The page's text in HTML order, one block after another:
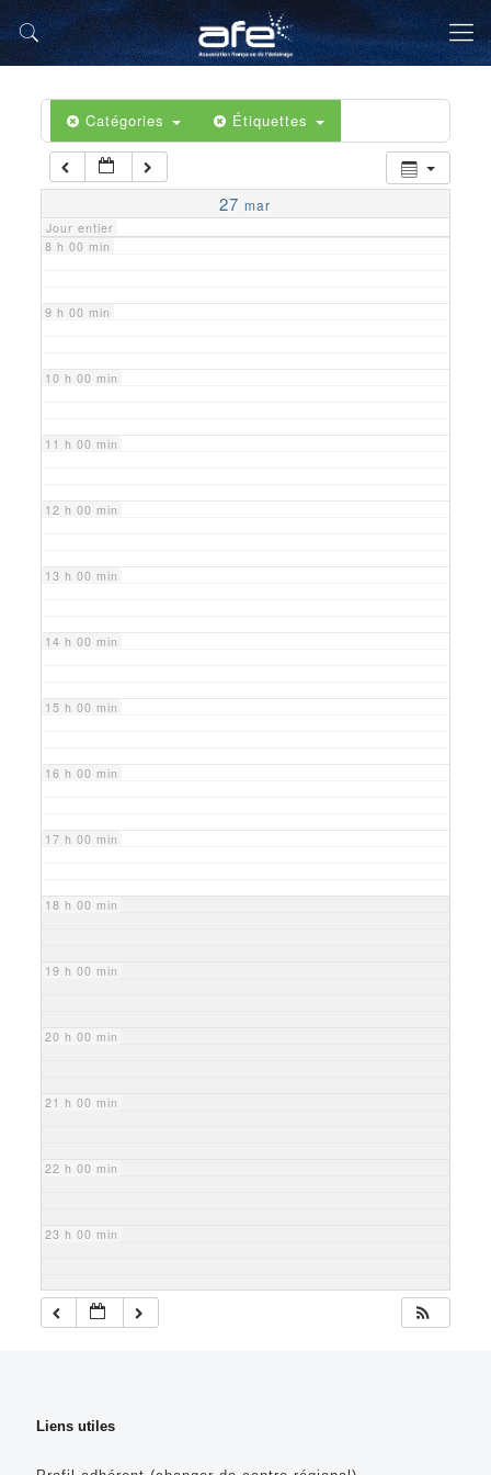
Catégories Étiquettes
27 mar
Jour entier
5 h 00 min
6 h 00 min
7 h 00 min
8 h 00 min
9 h 00 min
10 h 00 min
11 h 00 min
12 h 00 min
13 h 00 min
14 h 00 min
15 h 00 min
16 h 00 min
17 h 00 min
18 h 00 min
19 h 00 min
20 h 00 min
21 h 00 min
22 h 00 min
23 h 00 min
Liens utiles